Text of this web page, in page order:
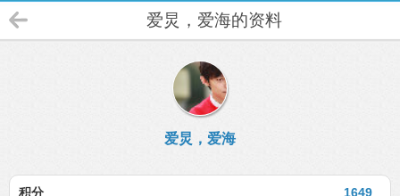
爱炅，爱海的资料
爱炅，爱海
1649
积分